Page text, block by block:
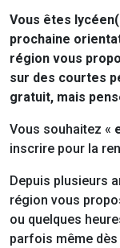
Vous êtes
prochaine
région vous
sur des courtes
gratuit, mais
Vous souhaitez «
inscrire pour la
Depuis plusieurs
région vous
ou quelques
parfois même